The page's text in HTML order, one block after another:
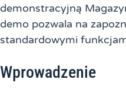
demonstracyjną
demo pozwala na
standardowymi
Wprowadzenie